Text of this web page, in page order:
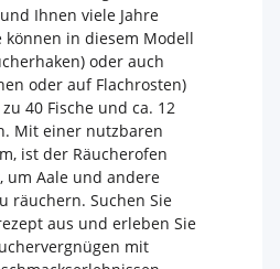
Ihnen viele Jahre
können in diesem Modell
oder auch
oder auf Flachrosten)
40 Fische und ca. 12
Mit einer nutzbaren
ist der Räucherofen
um Aale und andere
räuchern. Suchen Sie
aus und erleben Sie
mit